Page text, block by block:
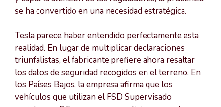
se ha convertido en una necesidad estratégica.
Tesla parece haber entendido perfectamente esta
realidad. En lugar de multiplicar declaraciones
triunfalistas, el fabricante prefiere ahora resaltar
los datos de seguridad recogidos en el terreno. En
los Países Bajos, la empresa afirma que los
vehículos que utilizan el FSD Supervisado